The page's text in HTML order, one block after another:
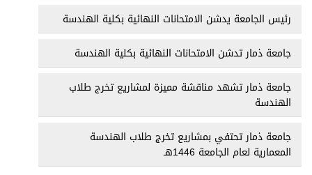
رئيس الجامعة يدشن الامتحانات النهائية بكلية الهندسة
جامعة ذمار تدشن الامتحانات النهائية بكلية الهندسة
جامعة ذمار تشهد مناقشة مميزة لمشاريع تخرج طلاب
الهندسة
جامعة ذمار تحتفي بمشاريع تخرج طلاب الهندسة
المعمارية لعام الجامعة 1446هـ